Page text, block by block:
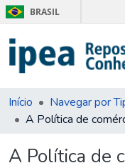
BRASIL
Início
A Política de